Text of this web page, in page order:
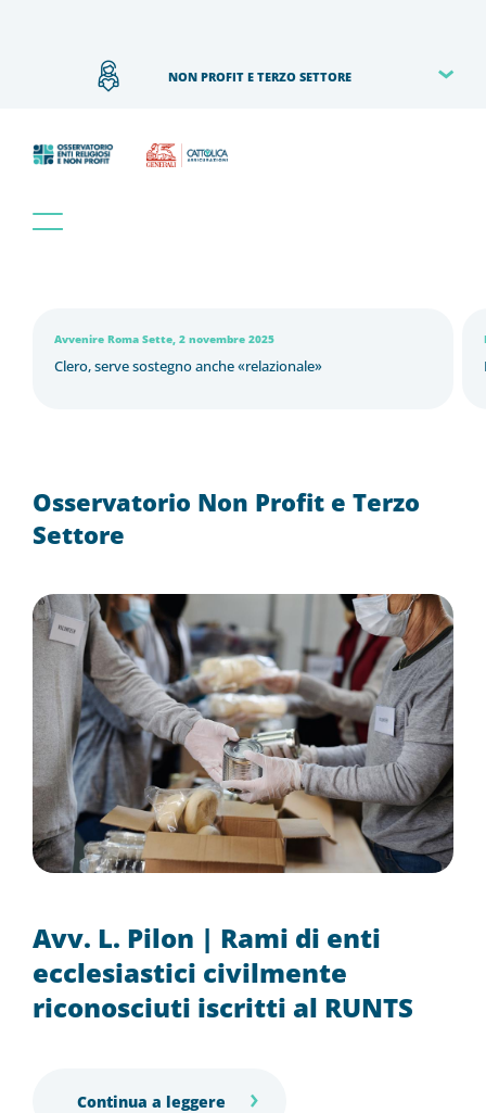
NON PROFIT E TERZO SETTORE
Clero, serve sostegno anche «relazionale»
Avvenire Roma Sette, 2 novembre 2025
Osservatorio Non Profit e Terzo
Settore
Avv. L. Pilon | Rami di enti
ecclesiastici civilmente
riconosciuti iscritti al RUNTS
Continua a leggere